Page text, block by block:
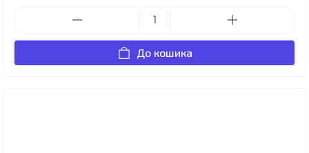
До кошика